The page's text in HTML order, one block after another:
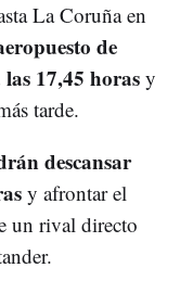
La Coruña en
de
17,45 horasy
tarde.
descansar
y afrontar el
un rival directo